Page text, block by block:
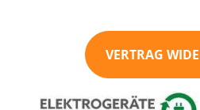
VERTRAG